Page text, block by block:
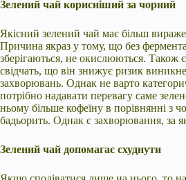
Зелений чай корисніший за чорний
Якісний зелений чай має більш
Причина якраз у тому, що без
зберігаються, не окислюються. Також
свідчать, що він знижує ризик
захворювань. Однак не варто
потрібно надавати перевагу саме
ньому більше кофеїну в порівнянні з
бадьорить. Однак є захворювання, за
Зелений чай допомагає схуднути